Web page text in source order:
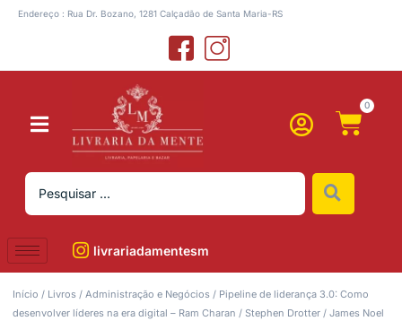
Endereço : Rua Dr. Bozano, 1281 Calçadão de Santa Maria-RS
0
livrariadamentesm
Início / Livros / Administração e Negócios / Pipeline de liderança 3.0: Como
desenvolver líderes na era digital – Ram Charan / Stephen Drotter / James Noel